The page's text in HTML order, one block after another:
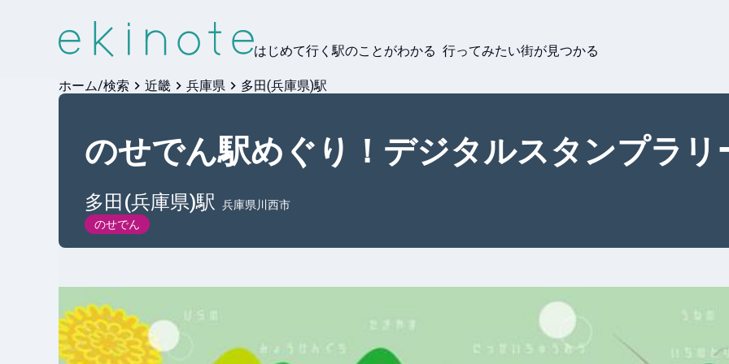
はじめて行く駅のことがわかる 行ってみたい街が見つかる
ホーム/検索 近畿 兵庫県 多田(兵庫県)駅
のせでん駅めぐり！デジタルスタンプラリ
多田(兵庫県)駅
兵庫県川西市
のせでん